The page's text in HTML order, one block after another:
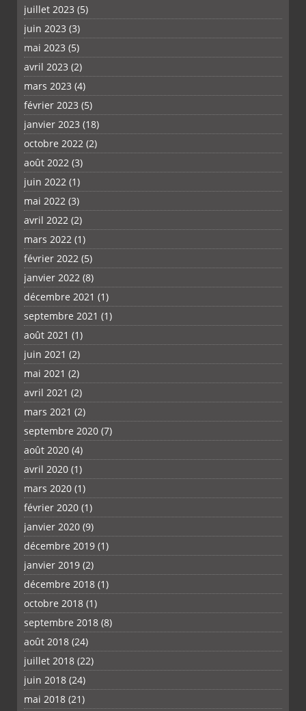
juillet 2023 (5)
juin 2023 (3)
mai 2023 (5)
avril 2023 (2)
mars 2023 (4)
février 2023 (5)
janvier 2023 (18)
octobre 2022 (2)
août 2022 (3)
juin 2022 (1)
mai 2022 (3)
avril 2022 (2)
mars 2022 (1)
février 2022 (5)
janvier 2022 (8)
décembre 2021 (1)
septembre 2021 (1)
août 2021 (1)
juin 2021 (2)
mai 2021 (2)
avril 2021 (2)
mars 2021 (2)
septembre 2020 (7)
août 2020 (4)
avril 2020 (1)
mars 2020 (1)
février 2020 (1)
janvier 2020 (9)
décembre 2019 (1)
janvier 2019 (2)
décembre 2018 (1)
octobre 2018 (1)
septembre 2018 (8)
août 2018 (24)
juillet 2018 (22)
juin 2018 (24)
mai 2018 (21)